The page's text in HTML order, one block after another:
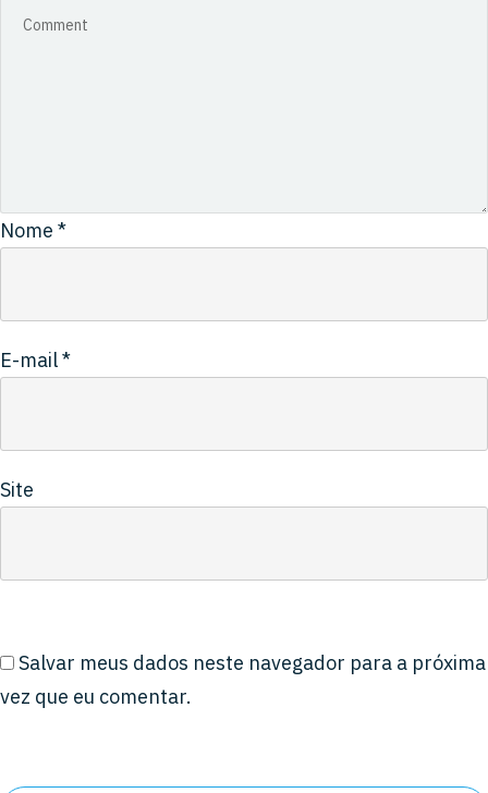
Nome *
E-mail*
Site
Salvar meus dados neste navegador para a próxima
vez que eu comentar.